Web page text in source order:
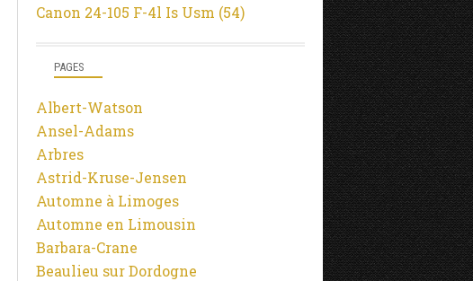
PAGES
Albert-Watson
Ansel-Adams
Arbres
Astrid-Kruse-Jensen
Automne à Limoges
Automne en Limousin
Barbara-Crane
Beaulieu sur Dordogne
Canon 24-105 F-4l Is Usm (54)